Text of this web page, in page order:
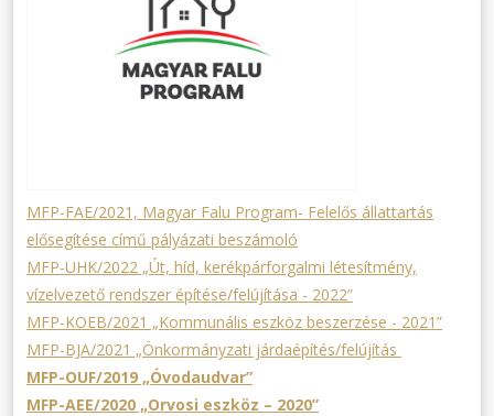
MFP-FAE/2021, Magyar Falu Program- Felelős állattartás
elősegítése című pályázati beszámoló
MFP-UHK/2022 „Út, híd, kerékpárforgalmi létesítmény,
vízelvezető rendszer építése/felújítása - 2022”
MFP-KOEB/2021 „Kommunális eszköz beszerzése - 2021”
MFP-BJA/2021 „Önkormányzati járdaépítés/felújítás
MFP-OUF/2019 „Óvodaudvar”
MFP-AEE/2020 „Orvosi eszköz – 2020”